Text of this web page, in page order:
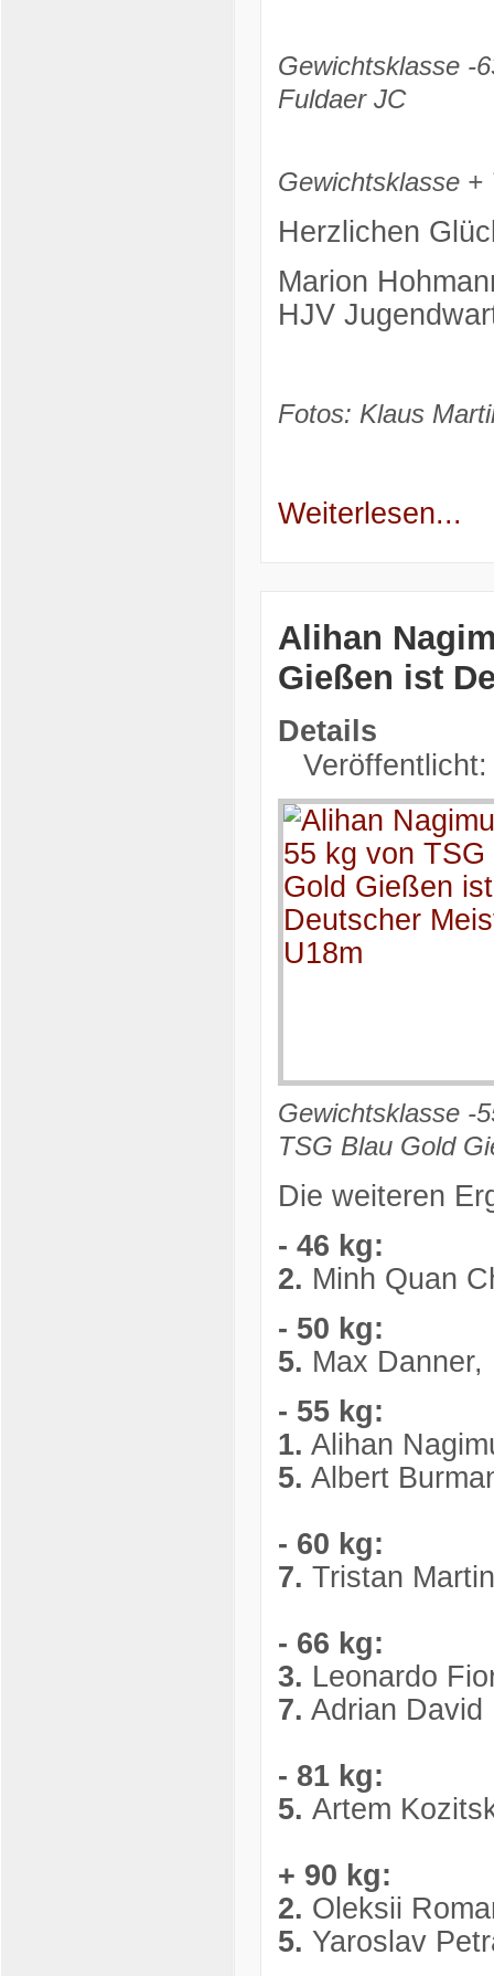
Gewichtsklasse -
Fuldaer JC
Gewichtsklasse +
Herzlichen
Marion
HJV
Fotos: Klaus
Weiterlesen...
Alihan
Gießen ist
Details
Gewichtsklasse -
TSG Blau Gold
Die weiteren
- 46 kg:
2. Minh Quan
- 50 kg:
5. Max
- 55 kg:
1. Alihan
5. Albert
- 60 kg:
7. Tristan
- 66 kg:
3. Leonardo
7. Adrian David
- 81 kg:
5. Artem
+ 90 kg:
2. Oleksii
5. Yaroslav